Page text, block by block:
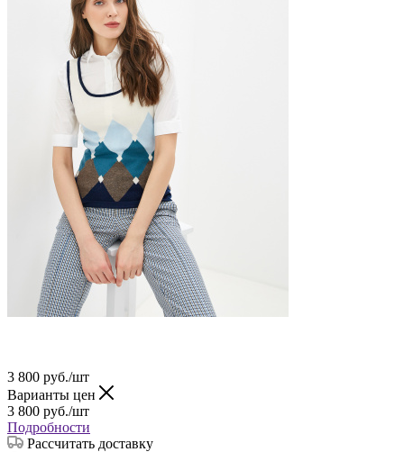
3 800 руб./шт
Варианты цен
3 800 руб./шт
Подробности
Рассчитать доставку